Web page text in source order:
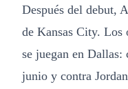
Después del debut,
de Kansas City. Los
se juegan en
junio y contra